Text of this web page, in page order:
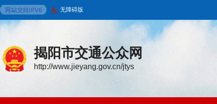
无障碍版
揭阳市交通公众网
http://www.jieyang.gov.cn/jtys